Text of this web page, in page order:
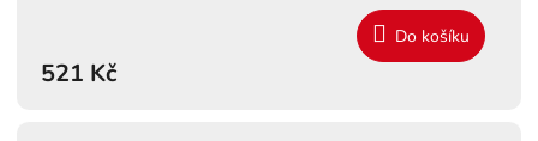
521 Kč
Do košíku